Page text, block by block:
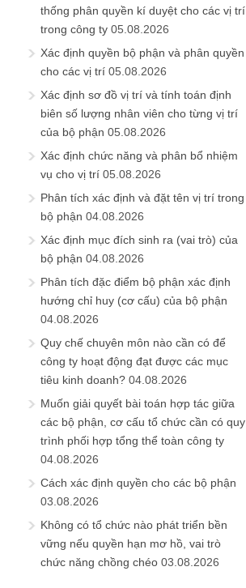
thống phân quyền kí duyệt cho các vị trí
trong công ty 05.08.2026
Xác định quyền bộ phận và phân quyền
cho các vị trí 05.08.2026
Xác định sơ đồ vị trí và tính toán định
biên số lượng nhân viên cho từng vị trí
của bộ phận 05.08.2026
Xác định chức năng và phân bổ nhiệm
vụ cho vị trí 05.08.2026
Phân tích xác định và đặt tên vị trí trong
bộ phận 04.08.2026
Xác định mục đích sinh ra (vai trò) của
bộ phận 04.08.2026
Phân tích đặc điểm bộ phận xác định
hướng chỉ huy (cơ cấu) của bộ phận
04.08.2026
Quy chế chuyên môn nào cần có để
công ty hoạt động đạt được các mục
tiêu kinh doanh? 04.08.2026
Muốn giải quyết bài toán hợp tác giữa
các bộ phận, cơ cấu tổ chức cần có quy
trình phối hợp tổng thể toàn công ty
04.08.2026
Cách xác định quyền cho các bộ phận
03.08.2026
Không có tổ chức nào phát triển bền
vững nếu quyền hạn mơ hồ, vai trò
chức năng chồng chéo 03.08.2026